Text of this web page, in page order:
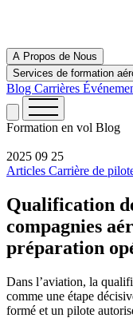
A Propos de Nous
Services de formation
Blog Carrières
Formation en vol Blog
2025 09 25
Articles Carrière de
Qualification
compagnies
préparation
Dans l’aviation, la
comme une étape
formé et un pilote